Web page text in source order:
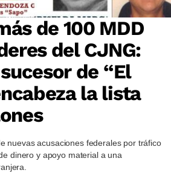
de 100 MDD
del CJNG:
de “El
la lista
nuevas acusaciones federales por tráfico
dinero y apoyo material a una